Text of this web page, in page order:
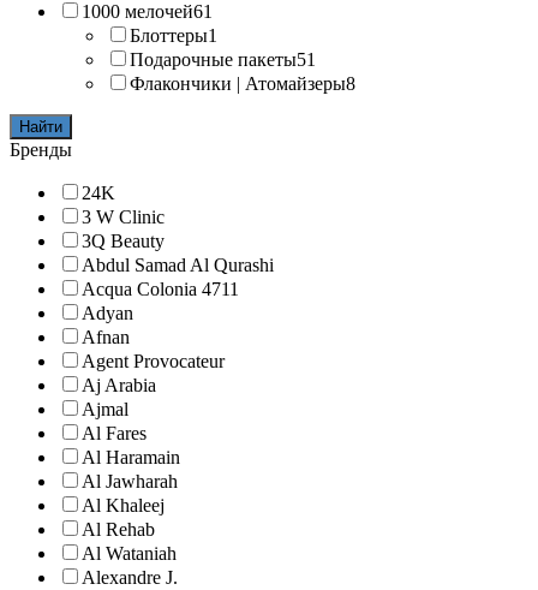
1000 мелочей61
Блоттеры1
Подарочные пакеты51
Флакончики | Атомайзеры8
Найти
Бренды
24K
3 W Clinic
3Q Beauty
Abdul Samad Al Qurashi
Acqua Colonia 4711
Adyan
Afnan
Agent Provocateur
Aj Arabia
Ajmal
Al Fares
Al Haramain
Al Jawharah
Al Khaleej
Al Rehab
Al Wataniah
Alexandre J.